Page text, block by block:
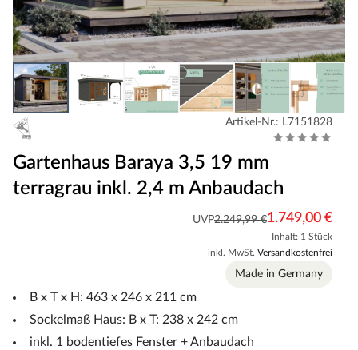
Artikel-Nr.: L7151828
Gartenhaus Baraya 3,5 19 mm
terragrau inkl. 2,4 m Anbaudach
UVP2.249,99 €1.749,00 €
Inhalt: 1 Stück
inkl. MwSt. Versandkostenfrei
Made in Germany
B x T x H: 463 x 246 x 211 cm
Sockelmaß Haus: B x T: 238 x 242 cm
inkl. 1 bodentiefes Fenster + Anbaudach